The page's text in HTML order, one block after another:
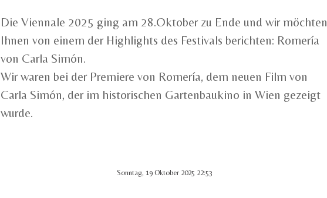
Die Viennale 2025 ging am 28.Oktober zu Ende und wir möchten
Ihnen von einem der Highlights des Festivals berichten: Romería
von Carla Simón.
Wir waren bei der Premiere von Romería, dem neuen Film von
Carla Simón, der im historischen Gartenbaukino in Wien gezeigt
wurde.
Sonntag, 19 Oktober 2025 22:53